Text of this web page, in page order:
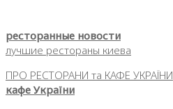
ресторанные новости
лучшие рестораны киева
ПРО РЕСТОРАНИ та КАФЕ УКРАЇНИ
кафе України